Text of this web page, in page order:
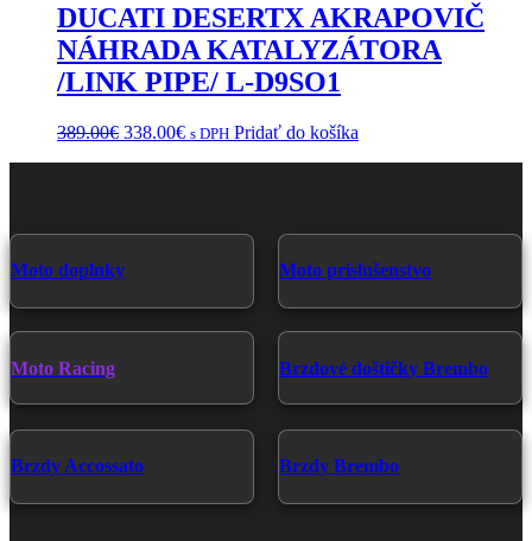
produktu.
DUCATI DESERTX AKRAPOVIČ
NÁHRADA KATALYZÁTORA
/LINK PIPE/ L-D9SO1
389.00€ Pôvodná
338.00€Aktuálna
s DPH Pridať do košíka
Moto doplnky Moto príslušenstvo
Moto Racing Brzdové doštičky Brembo
Brzdy Accossato Brzdy Brembo